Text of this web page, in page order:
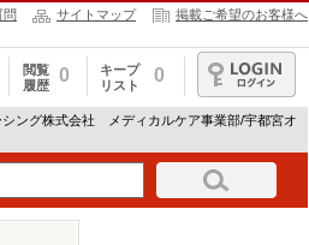
問 サイトマップ 掲載ご希望のお客様へ
閲覧
履歴
0
キープ
リスト
0
ログイン
シング株式会社 メディカルケア事業部/宇都宮オ